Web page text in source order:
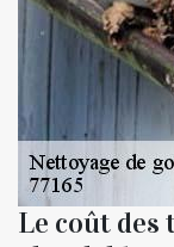
Le coût